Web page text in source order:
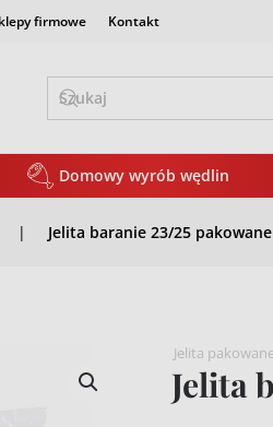
firmowe Kontakt
Domowy wyrób wędlin
Jelita baranie 23/25 pakowane
Jelita
Jelita